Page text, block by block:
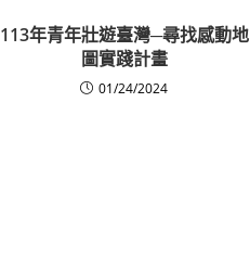
113年青年壯遊臺灣─尋找感動地
圖實踐計畫
01/24/2024